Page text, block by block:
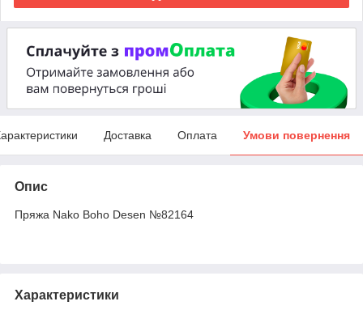
Доставка Оплата Умови повернення
Опис
Пряжа Nako Boho Desen №82164
Характеристики